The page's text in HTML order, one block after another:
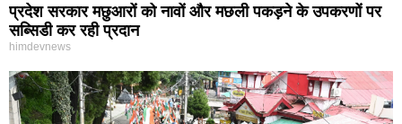
प्रदेश सरकार मछुआरों को नावों और मछली पकड़ने के उपकरणों पर
सब्सिडी कर रही प्रदान
himdevnews